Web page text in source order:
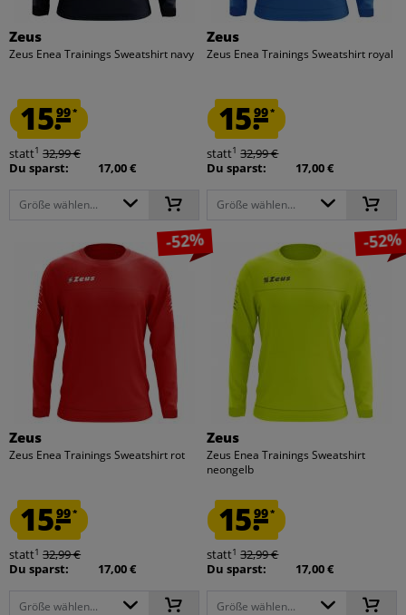
Zeus
Zeus Enea Trainings Sweatshirt navy
15.99*
statt1 32,99 €
Du sparst:
17,00 €
Größe wählen...
Zeus
Zeus Enea Trainings Sweatshirt royal
15.99*
statt1 32,99 €
Du sparst:
17,00 €
Größe wählen...
-52%
Zeus
Zeus Enea Trainings Sweatshirt rot
15.99*
statt1 32,99 €
Du sparst:
17,00 €
Größe wählen...
-52%
Zeus
Zeus Enea Trainings Sweatshirt
neongelb
15.99*
statt1 32,99 €
Du sparst:
17,00 €
Größe wählen...